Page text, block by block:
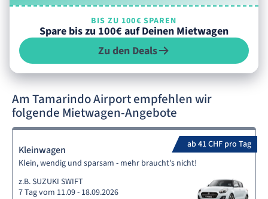
BIS ZU 100€ SPAREN
Spare bis zu 100€ auf Deinen Mietwagen
Zu den Deals
Am Tamarindo Airport empfehlen wir
folgende Mietwagen-Angebote
ab 41 CHF pro Tag
Kleinwagen
Klein, wendig und sparsam - mehr braucht's nicht!
z.B. SUZUKI SWIFT
7 Tag vom 11.09 - 18.09.2026